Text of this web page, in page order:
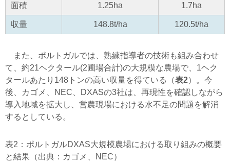
面積 1.25ha 1.7ha
収量 148.8t/ha 120.5t/ha
また、ポルトガルでは、熟練指導者の技術も組み合わせ
て、約21ヘクタール(2圃場合計)の大規模な農場で、1ヘク
タールあたり148トンの高い収量を得ている（表2）。今
後、カゴメ、NEC、DXASの3社は、再現性を確認しながら
導入地域を拡大し、営農現場における水不足の問題を解消
するとしている。
表2：ポルトガルDXAS大規模農場における取り組みの概要
と結果（出典：カゴメ、NEC）